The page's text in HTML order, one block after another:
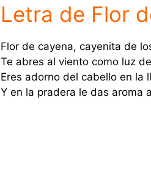
Letra de Flor
Flor de cayena, cayenita de
Te abres al viento como luz
Eres adorno del cabello en la
Y en la pradera le das aroma